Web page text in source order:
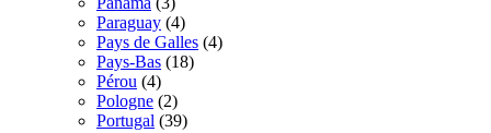
Paraguay (4)
Pays de Galles (4)
Pays-Bas (18)
Pérou (4)
Pologne (2)
Portugal (39)